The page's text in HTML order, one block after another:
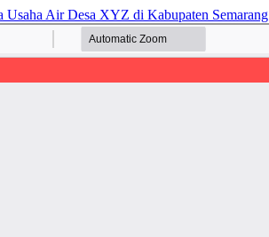
Usaha Air Desa XYZ di Kabupaten Semarang